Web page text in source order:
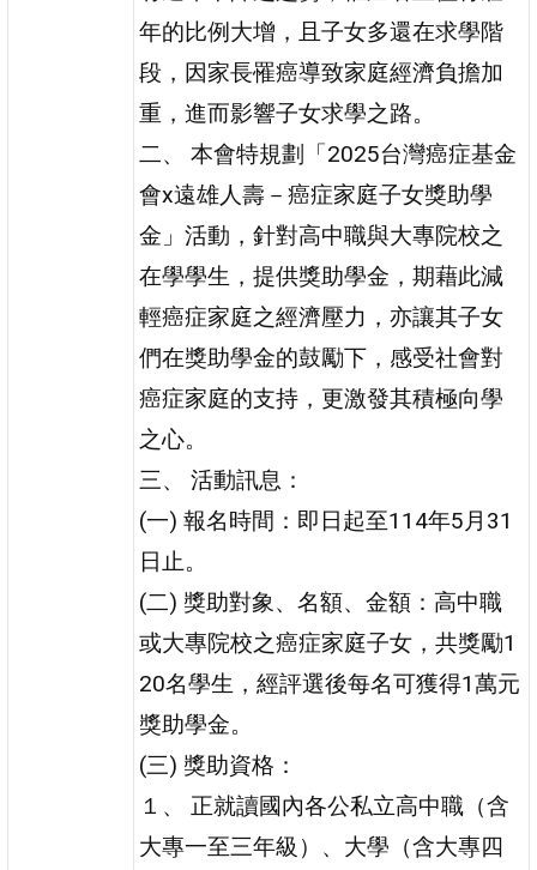
年的比例大增，且子女多還在求學階
段，因家長罹癌導致家庭經濟負擔加
重，進而影響子女求學之路。
二、 本會特規劃「2025台灣癌症基金
會x遠雄人壽－癌症家庭子女獎助學
金」活動，針對高中職與大專院校之
在學學生，提供獎助學金，期藉此減
輕癌症家庭之經濟壓力，亦讓其子女
們在獎助學金的鼓勵下，感受社會對
癌症家庭的支持，更激發其積極向學
之心。
三、 活動訊息：
(一) 報名時間：即日起至114年5月31
日止。
(二) 獎助對象、名額、金額：高中職
或大專院校之癌症家庭子女，共獎勵1
20名學生，經評選後每名可獲得1萬元
獎助學金。
(三) 獎助資格：
１、 正就讀國內各公私立高中職（含
大專一至三年級）、大學（含大專四